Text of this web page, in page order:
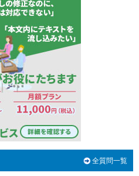
全質問一覧